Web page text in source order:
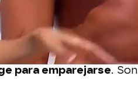
una sonrisa
tonto y no puede dejar
Mauricio se tira
para emparejarse. Son